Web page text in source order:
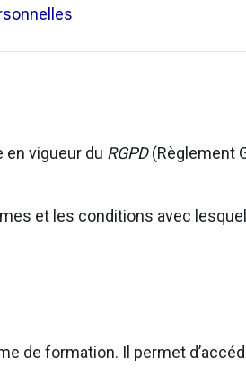
en vigueur du RGPD(Règlement
et les conditions avec
de formation. Il permet